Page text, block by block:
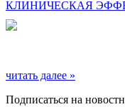
КЛИНИЧЕСКАЯ
читать далее »
Подписаться на